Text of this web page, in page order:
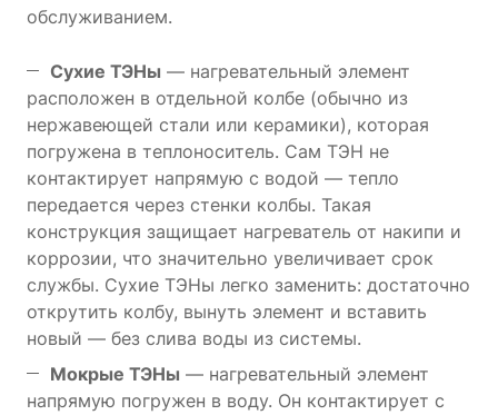
обслуживанием.
Сухие ТЭНы — нагревательный элемент
расположен в отдельной колбе (обычно из
нержавеющей стали или керамики), которая
погружена в теплоноситель. Сам ТЭН не
контактирует напрямую с водой — тепло
передается через стенки колбы. Такая
конструкция защищает нагреватель от накипи и
коррозии, что значительно увеличивает срок
службы. Сухие ТЭНы легко заменить: достаточно
открутить колбу, вынуть элемент и вставить
новый — без слива воды из системы.
Мокрые ТЭНы — нагревательный элемент
напрямую погружен в воду. Он контактирует с